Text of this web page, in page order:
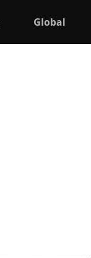
Global